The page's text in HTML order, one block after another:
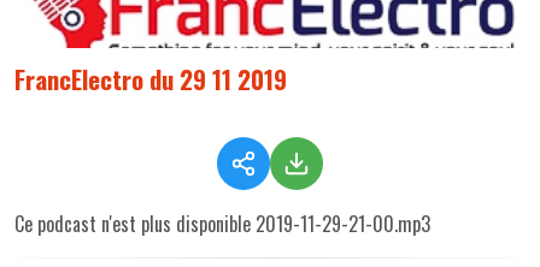
FrancElectro du 29 11 2019
Ce podcast n'est plus disponible 2019-11-29-21-00.mp3